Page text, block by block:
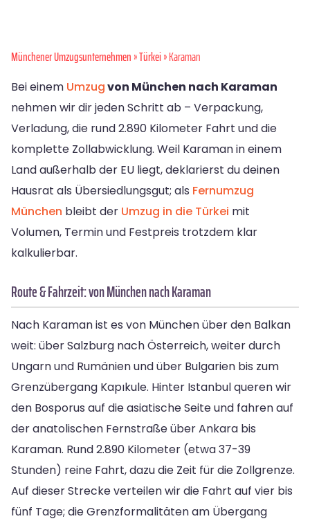
Münchener Umzugsunternehmen»Türkei» Karaman
Bei einem Umzugvon München nach Karaman
nehmen wir dir jeden Schritt ab – Verpackung,
Verladung, die rund 2.890 Kilometer Fahrt und die
komplette Zollabwicklung. Weil Karaman in einem
Land außerhalb der EU liegt, deklarierst du deinen
Hausrat als Übersiedlungsgut; als Fernumzug
München bleibt der Umzug in die Türkei mit
Volumen, Termin und Festpreis trotzdem klar
kalkulierbar.
Route & Fahrzeit: von München nach Karaman
Nach Karaman ist es von München über den Balkan
weit: über Salzburg nach Österreich, weiter durch
Ungarn und Rumänien und über Bulgarien bis zum
Grenzübergang Kapıkule. Hinter Istanbul queren wir
den Bosporus auf die asiatische Seite und fahren auf
der anatolischen Fernstraße über Ankara bis
Karaman. Rund 2.890 Kilometer (etwa 37-39
Stunden) reine Fahrt, dazu die Zeit für die Zollgrenze.
Auf dieser Strecke verteilen wir die Fahrt auf vier bis
fünf Tage; die Grenzformalitäten am Übergang